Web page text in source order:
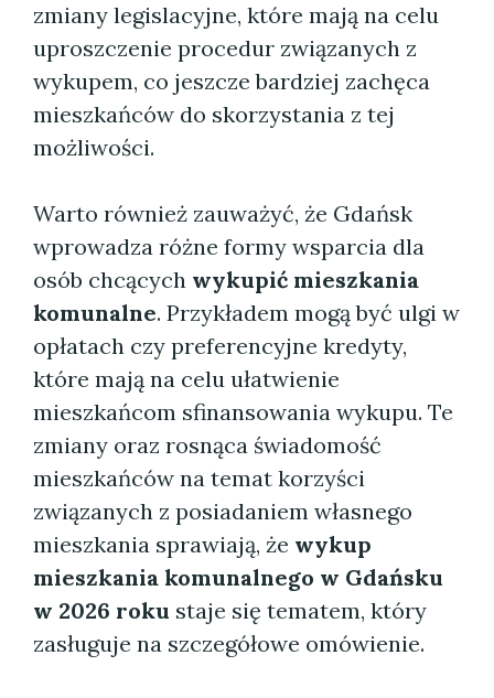
zmiany legislacyjne, które mają na celu
uproszczenie procedur związanych z
wykupem, co jeszcze bardziej zachęca
mieszkańców do skorzystania z tej
możliwości.
Warto również zauważyć, że Gdańsk
wprowadza różne formy wsparcia dla
osób chcących wykupić mieszkania
komunalne. Przykładem mogą być ulgi w
opłatach czy preferencyjne kredyty,
które mają na celu ułatwienie
mieszkańcom sfinansowania wykupu. Te
zmiany oraz rosnąca świadomość
mieszkańców na temat korzyści
związanych z posiadaniem własnego
mieszkania sprawiają, że wykup
mieszkania komunalnego w Gdańsku
w 2026 roku staje się tematem, który
zasługuje na szczegółowe omówienie.